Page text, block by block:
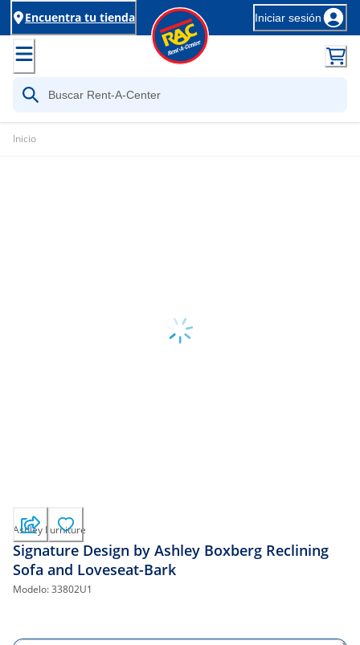
Encuentra tu tienda Iniciar sesión
Inicio
Ashley Furniture
Signature Design by Ashley Boxberg Reclining
Sofa and Loveseat-Bark
Modelo:33802U1